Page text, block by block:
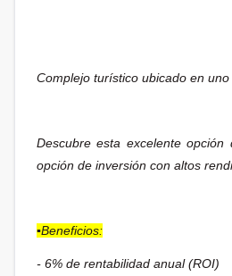
Complejo turístico ubicado en
Descubre esta excelente
opción de inversión con altos
▪️Beneficios:
- 6% de rentabilidad anual (ROI)